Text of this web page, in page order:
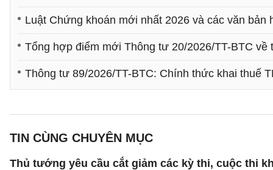
Luật Chứng khoán mới nhất 2026 và các văn
Tổng hợp điểm mới Thông tư 20/2026/TT-BTC về
Thông tư 89/2026/TT-BTC: Chính thức khai thuế
TIN CÙNG CHUYÊN MỤC
Thủ tướng yêu cầu cắt giảm các kỳ thi, cuộc thi